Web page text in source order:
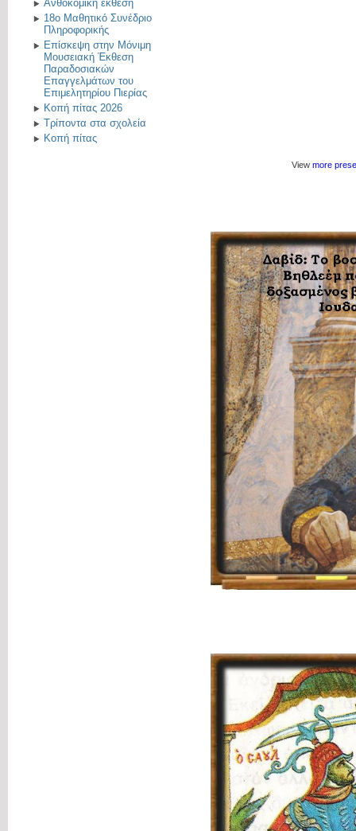
Ανθοκομική έκθεση
18ο Μαθητικό Συνέδριο
Πληροφορικής
Επίσκεψη στην Μόνιμη
Μουσειακή Έκθεση
Παραδοσιακών
Επαγγελμάτων του
Επιμελητηρίου Πιερίας
Κοπή πίτας 2026
Τρίποντα στα σχολεία
Κοπή πίτας
View more